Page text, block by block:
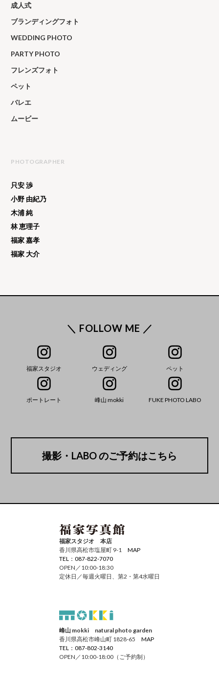
成人式
ブランディングフォト
WEDDING PHOTO
PARTY PHOTO
フレンズフォト
ペット
バレエ
ムービー
PHOTOGRAPHER
只安 渉
小野 由紀乃
木浦 純
林 恵理子
福家 嘉孝
福家 大介
＼ FOLLOW ME ／
福家スタジオ ウェディング ペット
ポートレート 峰山 mokki FUKE PHOTO LABO
撮影・LABO のご予約はこちら
福家スタジオ 本店
香川県高松市塩屋町 9-1 MAP
TEL：087-822-7070
OPEN／10:00-18:30
定休日／毎週火曜日、第2・第4水曜日
峰山 mokki natural photo garden
香川県高松市峰山町 1828-65 MAP
TEL：087-802-3140
OPEN／10:00-18:00（ご予約制）